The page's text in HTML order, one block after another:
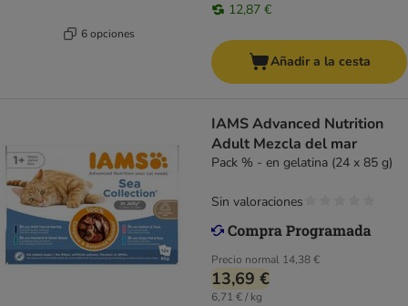
6 opciones
12,87 €
Añadir a la cesta
IAMS Advanced Nutrition
Adult Mezcla del mar
Pack % - en gelatina (24 x 85 g)
Precio normal 14,38 €
13,69 €
6,71 € / kg
Sin valoraciones